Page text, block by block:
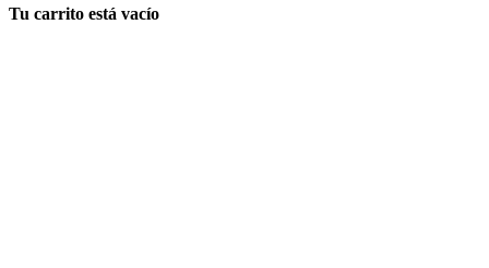
Tu carrito está vacío